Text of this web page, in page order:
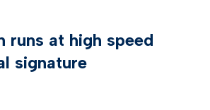
folyamatok
runs at high speed
signature